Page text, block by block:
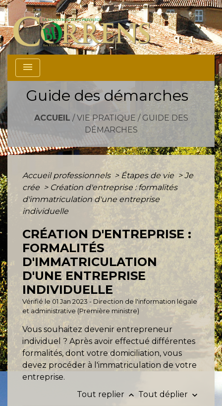
menu
Guide des démarches
ACCUEIL / VIE PRATIQUE / GUIDE DES
DÉMARCHES
Accueil professionnels > Étapes de vie > Je
crée > Création d'entreprise : formalités
d'immatriculation d'une entreprise
individuelle
CRÉATION D'ENTREPRISE :
FORMALITÉS
D'IMMATRICULATION
D'UNE ENTREPRISE
INDIVIDUELLE
Vérifié le 01 Jan 2023 - Direction de l'information légale
et administrative (Première ministre)
Vous souhaitez devenir entrepreneur
individuel ? Après avoir effectué différentes
formalités, dont votre domiciliation, vous
devez procéder à l'immatriculation de votre
entreprise.
Tout replier keyboard_arrow_up Tout déplier keyboard_arrow_down